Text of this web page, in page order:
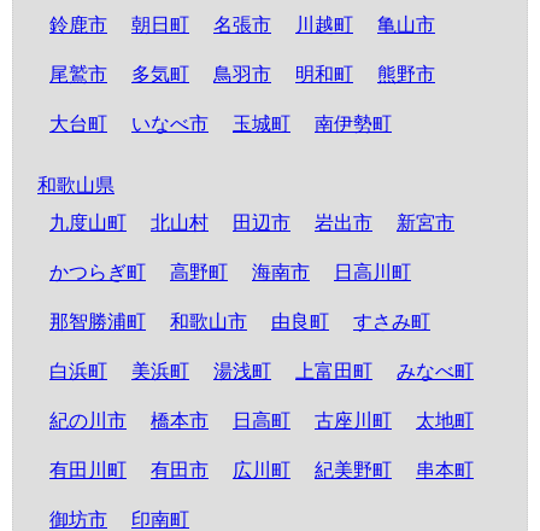
鈴鹿市 朝日町 名張市 川越町 亀山市
尾鷲市 多気町 鳥羽市 明和町 熊野市
大台町 いなべ市 玉城町 南伊勢町
和歌山県
九度山町
北山村 田辺市 岩出市 新宮市
かつらぎ町 高野町 海南市 日高川町
那智勝浦町 和歌山市 由良町 すさみ町
白浜町 美浜町 湯浅町 上富田町 みなべ町
紀の川市 橋本市 日高町 古座川町 太地町
有田川町 有田市 広川町 紀美野町 串本町
御坊市 印南町